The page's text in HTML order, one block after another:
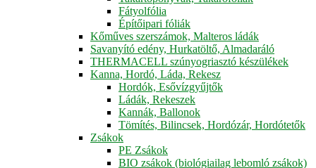
Fátyolfólia
Építőipari fóliák
Kőműves szerszámok, Malteros ládák
Savanyító edény, Hurkatöltő, Almadaráló
THERMACELL szúnyogriasztó készülékek
Kanna, Hordó, Láda, Rekesz
Hordók, Esővízgyűjtők
Ládák, Rekeszek
Kannák, Ballonok
Tömítés, Bilincsek, Hordózár, Hordótetők
Zsákok
PE Zsákok
BIO zsákok (biológiailag lebomló zsákok)